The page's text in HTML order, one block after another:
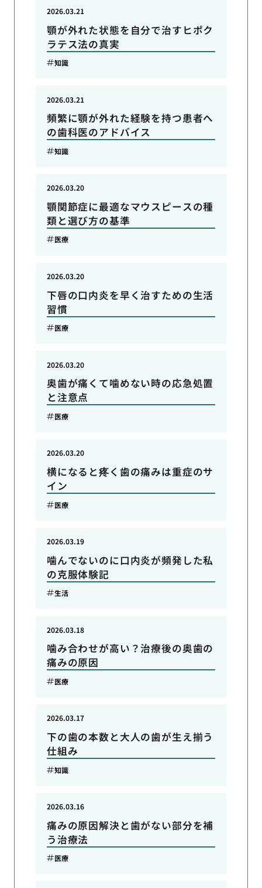
顎が外れた状態を自分で治すヒポク
ラテス法の真実
2026.03.21
知識
頻繁に顎が外れた経験を持つ患者へ
の歯科医のアドバイス
2026.03.21
知識
顎関節症に最適なマウスピースの種
類と選び方の基準
2026.03.20
医療
下唇の口内炎を早く治すための生活
習慣
2026.03.20
医療
奥歯が痛くて噛めない時の応急処置
と注意点
2026.03.20
医療
横になると疼く歯の痛みは重症のサ
イン
2026.03.20
医療
噛んでないのに口内炎が頻発した私
の克服体験記
2026.03.19
生活
噛み合わせが高い？治療後の奥歯の
痛みの原因
2026.03.18
医療
下の歯の本数と大人の歯が生え揃う
仕組み
2026.03.17
知識
痛みの原因解決と歯がない部分を補
う治療法
2026.03.16
医療